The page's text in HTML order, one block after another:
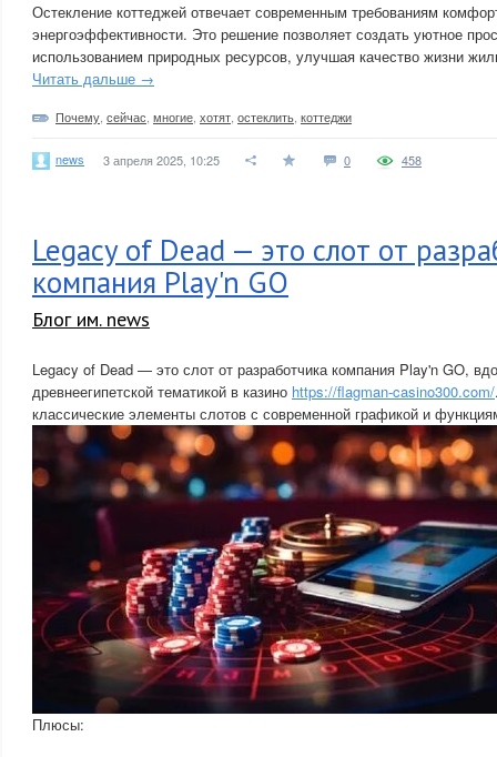
Остекление коттеджей отвечает современным требованиям
энергоэффективности. Это решение позволяет создать уютное
использованием природных ресурсов, улучшая качество жизни
Читать дальше →
Почему сейчас многие хотят остеклить коттеджи
news 3 апреля 2025, 10:25 0 458
Legacy of Dead — это слот от
компания Play'n GO
Блог им. news
Legacy of Dead — это слот от разработчика компания Play'n GO,
древнеегипетской тематикой в казино https://flagman-casino300.com/
классические элементы слотов с современной графикой и
Плюсы: